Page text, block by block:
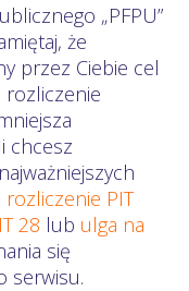
„PFPU”
że
przez Ciebie cel
rozliczenie
chcesz
rozliczenie PIT
28 lub ulga na
się
serwisu.